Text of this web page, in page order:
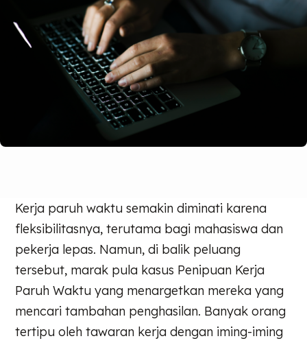
Kerja paruh waktu semakin diminati karena
fleksibilitasnya, terutama bagi mahasiswa dan
pekerja lepas. Namun, di balik peluang
tersebut, marak pula kasus Penipuan Kerja
Paruh Waktu yang menargetkan mereka yang
mencari tambahan penghasilan. Banyak orang
tertipu oleh tawaran kerja dengan iming-iming